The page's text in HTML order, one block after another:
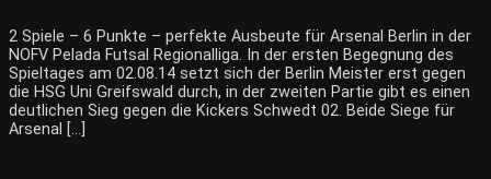
2 Spiele – 6 Punkte – perfekte Ausbeute für Arsenal Berlin in der
NOFV Pelada Futsal Regionalliga. In der ersten Begegnung des
Spieltages am 02.08.14 setzt sich der Berlin Meister erst gegen
die HSG Uni Greifswald durch, in der zweiten Partie gibt es einen
deutlichen Sieg gegen die Kickers Schwedt 02. Beide Siege für
Arsenal […]